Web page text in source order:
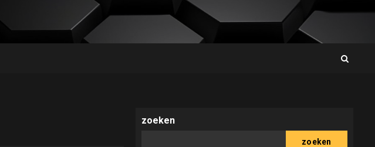
zoeken
zoeken